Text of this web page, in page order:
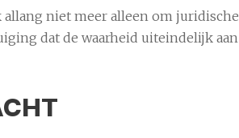
niet meer alleen om juridische
dat de waarheid uiteindelijk aan